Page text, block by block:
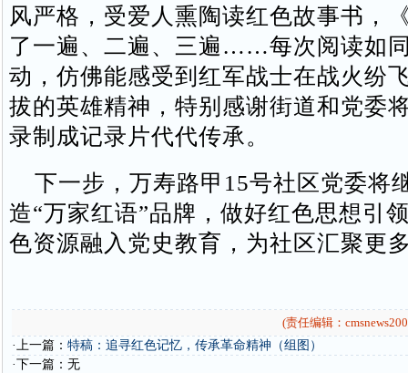
风严格，受爱人熏陶读红色故事书，
了一遍、二遍、三遍……每次阅读如
动，仿佛能感受到红军战士在战火纷
拔的英雄精神，特别感谢街道和党委
录制成记录片代代传承。
下一步，万寿路甲15号社区党委将
造“万家红语”品牌，做好红色思想引
色资源融入党史教育，为社区汇聚更
(责任编辑：
·上一篇： 特稿：追寻红色记忆，传承革命精神（组图）
·下一篇：无